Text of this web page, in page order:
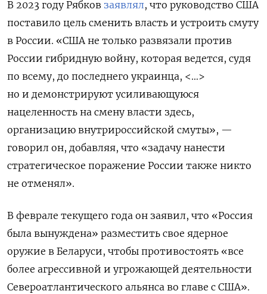
В 2023 году Рябков заявлял, что руководство США
поставило цель сменить власть и устроить смуту
в России. «США не только развязали против
России гибридную войну, которая ведется, судя
по всему, до последнего украинца, <…>
но и демонстрируют усиливающуюся
нацеленность на смену власти здесь,
организацию внутрироссийской смуты», —
говорил он, добавляя, что «задачу нанести
стратегическое поражение России также никто
не отменял».
В феврале текущего года он заявил, что «Россия
была вынуждена» разместить свое ядерное
оружие в Беларуси, чтобы противостоять «все
более агрессивной и угрожающей деятельности
Североатлантического альянса во главе с США».